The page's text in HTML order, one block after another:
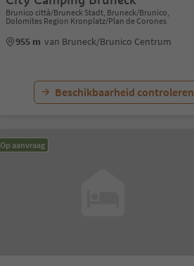
Brunico città/Bruneck Stadt, Bruneck/Brunico,
Dolomites Region Kronplatz/Plan de Corones
955 m van Bruneck/Brunico Centrum
Beschikbaarheid controleren
Op aanvraag